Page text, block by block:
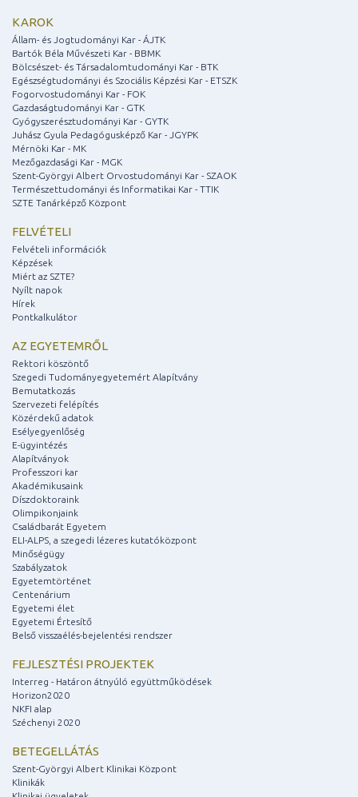
KAROK
Állam- és Jogtudományi Kar - ÁJTK
Bartók Béla Művészeti Kar - BBMK
Bölcsészet- és Társadalomtudományi Kar - BTK
Egészségtudományi és Szociális Képzési Kar - ETSZK
Fogorvostudományi Kar - FOK
Gazdaságtudományi Kar - GTK
Gyógyszerésztudományi Kar - GYTK
Juhász Gyula Pedagógusképző Kar - JGYPK
Mérnöki Kar - MK
Mezőgazdasági Kar - MGK
Szent-Györgyi Albert Orvostudományi Kar - SZAOK
Természettudományi és Informatikai Kar - TTIK
SZTE Tanárképző Központ
FELVÉTELI
Felvételi információk
Képzések
Miért az SZTE?
Nyílt napok
Hírek
Pontkalkulátor
AZ EGYETEMRŐL
Rektori köszöntő
Szegedi Tudományegyetemért Alapítvány
Bemutatkozás
Szervezeti felépítés
Közérdekű adatok
Esélyegyenlőség
E-ügyintézés
Alapítványok
Professzori kar
Akadémikusaink
Díszdoktoraink
Olimpikonjaink
Családbarát Egyetem
ELI-ALPS, a szegedi lézeres kutatóközpont
Minőségügy
Szabályzatok
Egyetemtörténet
Centenárium
Egyetemi élet
Egyetemi Értesítő
Belső visszaélés-bejelentési rendszer
FEJLESZTÉSI PROJEKTEK
Interreg - Határon átnyúló együttműködések
Horizon2020
NKFI alap
Széchenyi 2020
BETEGELLÁTÁS
Szent-Györgyi Albert Klinikai Központ
Klinikák